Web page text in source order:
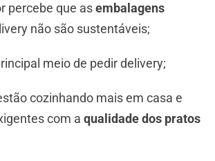
percebe que asembalagens
não são sustentáveis;
meio de pedir delivery;
cozinhando mais em casa e
com a qualidade dos pratos